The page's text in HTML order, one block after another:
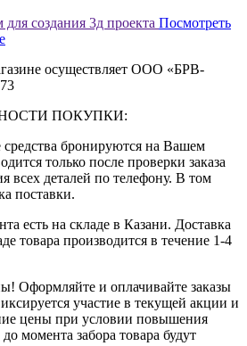
создания 3д проекта Посмотреть
осуществляет ООО «БРВ-
ПОКУПКИ:
бронируются на Вашем
только после проверки заказа
всех деталей по телефону. В том
поставки.
есть на складе в Казани. Доставка
товара производится в течение 1-4
Оформляйте и оплачивайте заказы
участие в текущей акции и
цены при условии повышения
момента забора товара будут